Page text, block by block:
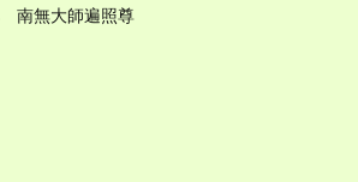
南無大師遍照尊